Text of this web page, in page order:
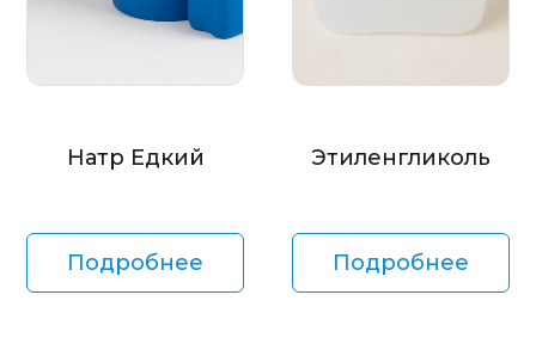
Натр Едкий
Подробнее
Этиленгликоль
Подробнее